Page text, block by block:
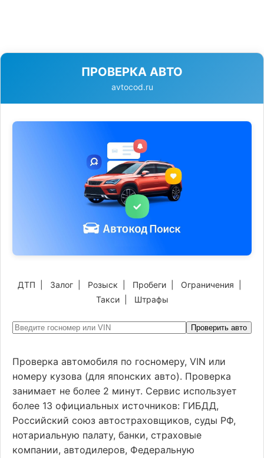
ПРОВЕРКА АВТО
avtocod.ru
ДТП Залог Розыск Пробеги Ограничения
Такси| Штрафы
Проверить авто
Проверка автомобиля по госномеру, VIN или
номеру кузова (для японских авто). Проверка
занимает не более 2 минут. Сервис использует
более 13 официальных источников: ГИБДД,
Российский союз автостраховщиков, суды РФ,
нотариальную палату, банки, страховые
компании, автодилеров, Федеральную